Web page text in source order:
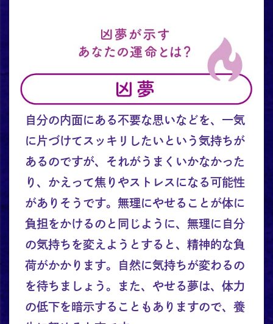
自分の内面にある不要な思いなどを、一気
に片づけてスッキリしたいという気持ちが
あるのですが、それがうまくいかなかった
り、かえって焦りやストレスになる可能性
がありそうです。無理にやせることが体に
負担をかけるのと同じように、無理に自分
の気持ちを変えようとすると、精神的な負
荷がかかります。自然に気持ちが変わるの
を待ちましょう。また、やせる夢は、体力
の低下を暗示することもありますので、養